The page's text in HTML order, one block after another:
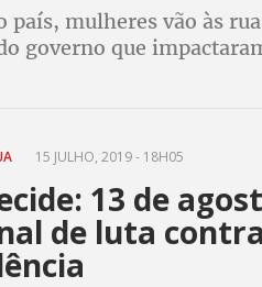
país, mulheres vão às
governo que
15 JULHO, 2019 - 18H05
13 de
de luta